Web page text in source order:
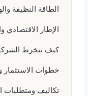
الطاقة النظيفة
الإطار الاقتصادي
كيف تنخرط
خطوات الاستثمار
تكاليف ومتطلبات